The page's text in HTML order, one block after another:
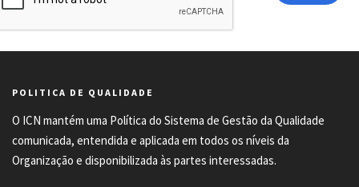
POLITICA DE QUALIDADE
O ICN mantém uma Política do Sistema de Gestão da Qualidade
comunicada, entendida e aplicada em todos os níveis da
Organização e disponibilizada às partes interessadas.